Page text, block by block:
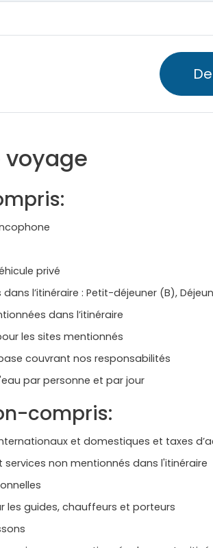
voyage
privé
l’itinéraire : Petit-déjeuner (B),
dans l’itinéraire
les sites mentionnés
couvrant nos responsabilités
par personne et par jour
compris:
et domestiques et taxes
services non mentionnés dans l'itinéraire
les guides, chauffeurs et porteurs